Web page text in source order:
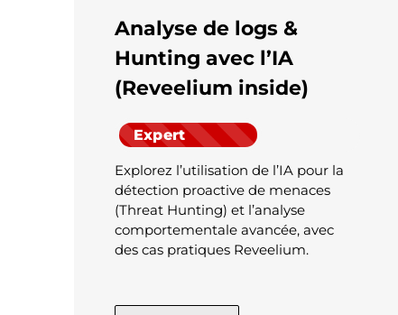
Analyse de logs &
Hunting avec l’IA
(Reveelium inside)
Expert
Explorez l’utilisation de l’IA pour la
détection proactive de menaces
(Threat Hunting) et l’analyse
comportementale avancée, avec
des cas pratiques Reveelium.